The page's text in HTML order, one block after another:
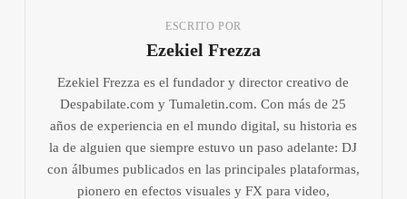
ESCRITO POR
Ezekiel Frezza
Ezekiel Frezza es el fundador y director creativo de
Despabilate.com y Tumaletin.com. Con más de 25
años de experiencia en el mundo digital, su historia es
la de alguien que siempre estuvo un paso adelante: DJ
con álbumes publicados en las principales plataformas,
pionero en efectos visuales y FX para video,